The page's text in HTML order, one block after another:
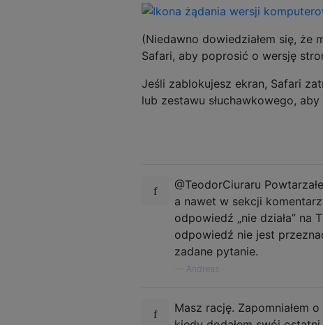
(Niedawno dowiedziałem się,
Safari, aby poprosić o wersję
Jeśli zablokujesz ekran, Safari
lub zestawu słuchawkowego,
@TeodorCiuraru
a nawet w sekcji
odpowiedź „nie działa”
odpowiedź nie jest
zadane pytanie.
Andreas
Masz rację. Zapomniałem